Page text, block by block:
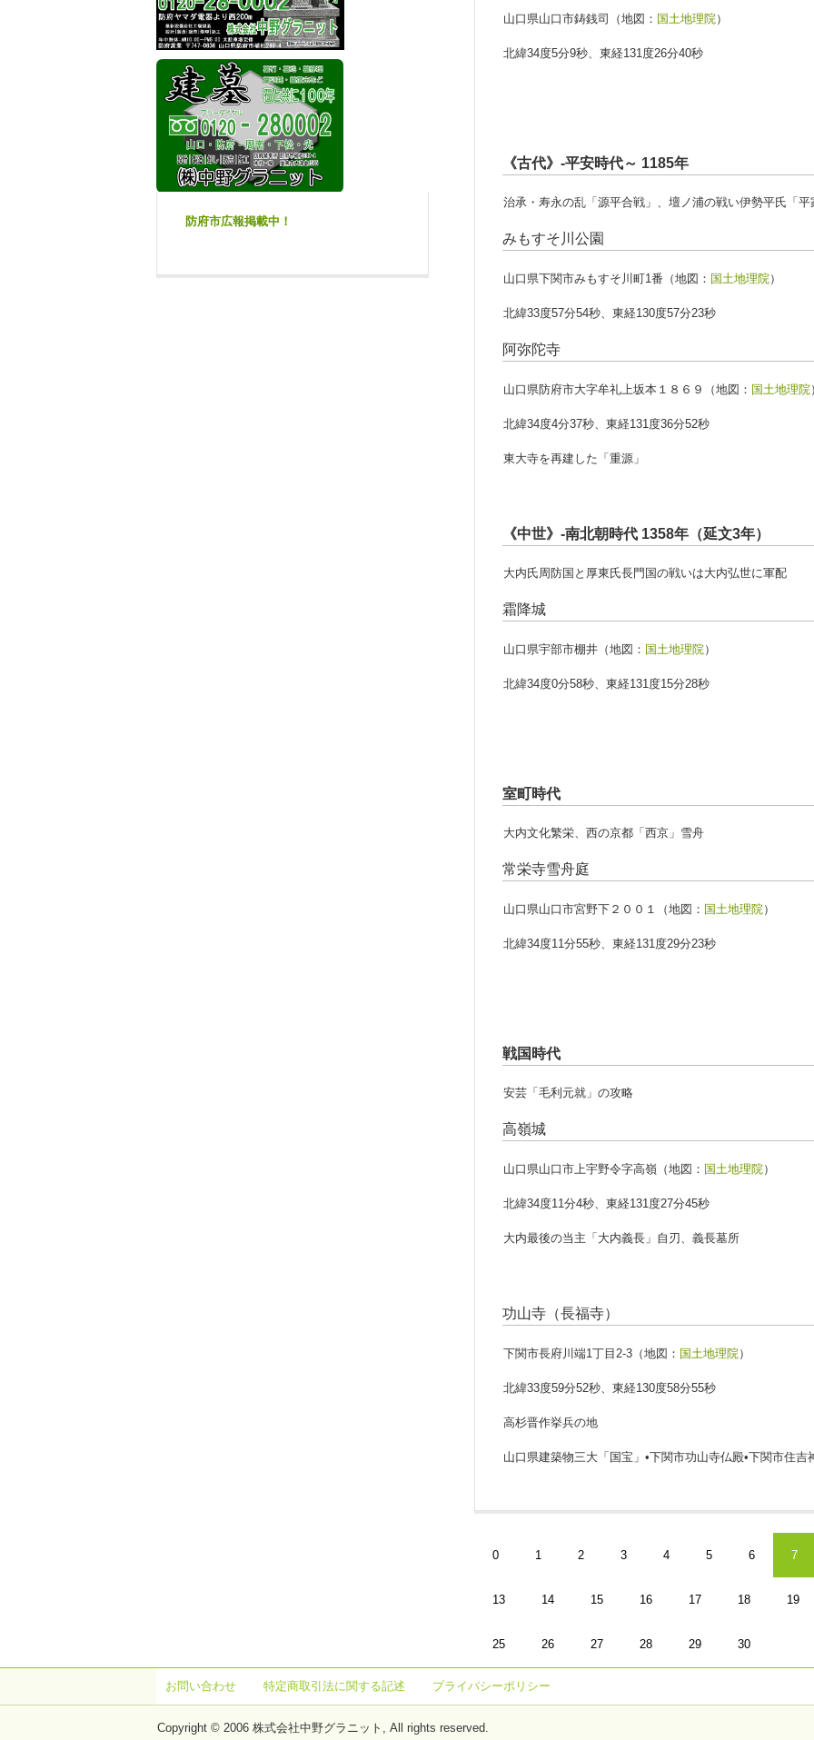
山口県山口市鋳銭司（地図： 国土地理院）
北緯34度5分9秒、東経131度26分40秒
《古代》-平安時代～ 1185年
治承・寿永の乱「源平合戦」、壇ノ浦の戦い伊勢平氏「平
みもすそ川公園
山口県下関市みもすそ川町1番（地図： 国土地理院）
北緯33度57分54秒、東経130度57分23秒
阿弥陀寺
山口県防府市大字牟礼上坂本１８６９（地図： 国土地理院
北緯34度4分37秒、東経131度36分52秒
東大寺を再建した「重源」
《中世》-南北朝時代 1358年（延文3年）
大内氏周防国と厚東氏長門国の戦いは大内弘世に軍配
霜降城
山口県宇部市棚井（地図： 国土地理院）
北緯34度0分58秒、東経131度15分28秒
室町時代
大内文化繁栄、西の京都「西京」雪舟
常栄寺雪舟庭
山口県山口市宮野下２００１（地図： 国土地理院）
北緯34度11分55秒、東経131度29分23秒
戦国時代
安芸「毛利元就」の攻略
高嶺城
山口県山口市上宇野令字高嶺（地図： 国土地理院）
北緯34度11分4秒、東経131度27分45秒
大内最後の当主「大内義長」自刃、義長墓所
功山寺（長福寺）
下関市長府川端1丁目2-3（地図： 国土地理院）
北緯33度59分52秒、東経130度58分55秒
高杉晋作挙兵の地
山口県建築物三大「国宝」•下関市功山寺仏殿•下関市住
0 1 2 3 4 5 6 7
13 14 15 16 17 18 19
25 26 27 28 29 30
防府市広報掲載中！
お問い合わせ 特定商取引法に関する記述 プライバシーポリシー
Copyright © 2006 株式会社中野グラニット, All rights reserved.